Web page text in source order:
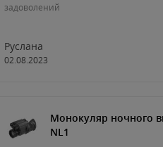
задоволений
Руслана
02.08.2023
Монокуляр ночного
NL1